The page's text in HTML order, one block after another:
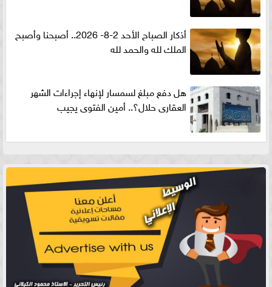
أذكار الصباح الأحد 2-8- 2026.. أصبحنا وأصبح
الملك لله والحمد لله
هل دفع مبلغ لسمسار لإنهاء إجراءات الشهر
العقارى حلال؟.. أمين الفتوى يجيب